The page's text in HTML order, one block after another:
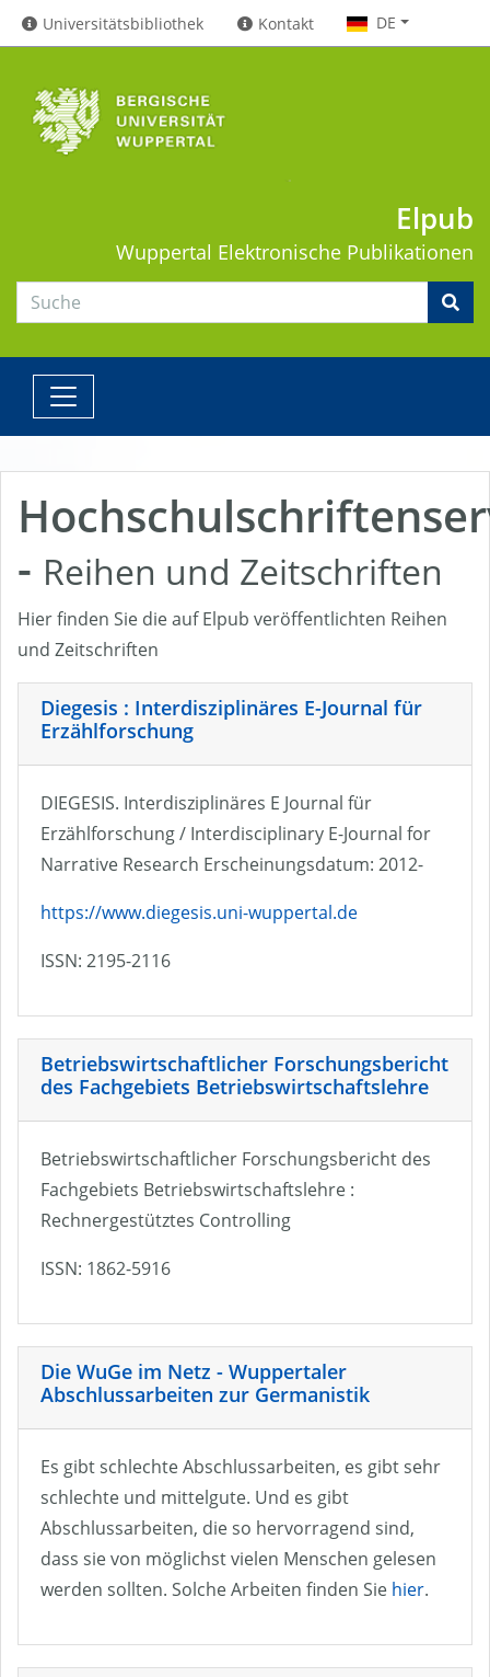
Universitätsbibliothek Kontakt DE
Elpub
Wuppertal Elektronische Publikationen
- Reihen und Zeitschriften
Hier finden Sie die auf Elpub veröffentlichten Reihen
und Zeitschriften
Diegesis : Interdisziplinäres E-Journal für
Erzählforschung
DIEGESIS. Interdisziplinäres E Journal für
Erzählforschung / Interdisciplinary E-Journal for
Narrative Research Erscheinungsdatum: 2012-
https://www.diegesis.uni-wuppertal.de
ISSN: 2195-2116
Betriebswirtschaftlicher Forschungsbericht
des Fachgebiets Betriebswirtschaftslehre
Betriebswirtschaftlicher Forschungsbericht des
Fachgebiets Betriebswirtschaftslehre :
Rechnergestütztes Controlling
ISSN: 1862-5916
Die WuGe im Netz - Wuppertaler
Abschlussarbeiten zur Germanistik
Es gibt schlechte Abschlussarbeiten, es gibt sehr
schlechte und mittelgute. Und es gibt
Abschlussarbeiten, die so hervorragend sind,
dass sie von möglichst vielen Menschen gelesen
werden sollten. Solche Arbeiten finden Sie hier.